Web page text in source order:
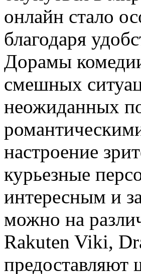
онлайн стало
благодаря
Дорамы
смешных
неожиданных
настроение
курьезные
интересным и
можно на
Rakuten Viki,